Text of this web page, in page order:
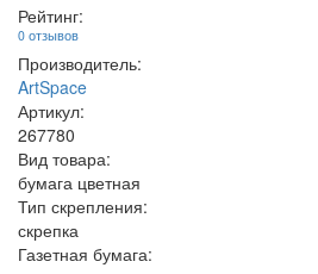
Рейтинг:
0 отзывов
Производитель:
ArtSpace
Артикул:
267780
Вид товара:
бумага цветная
Тип скрепления:
скрепка
Газетная бумага: